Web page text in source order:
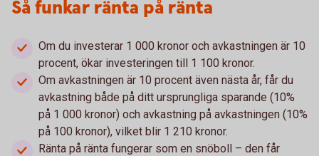
Så funkar ränta på ränta
Om du investerar 1 000 kronor och avkastningen är 10
procent, ökar investeringen till 1 100 kronor.
Om avkastningen är 10 procent även nästa år, får du
avkastning både på ditt ursprungliga sparande (10%
på 1 000 kronor) och avkastning på avkastningen (10%
på 100 kronor), vilket blir 1 210 kronor.
Ränta på ränta fungerar som en snöboll – den får